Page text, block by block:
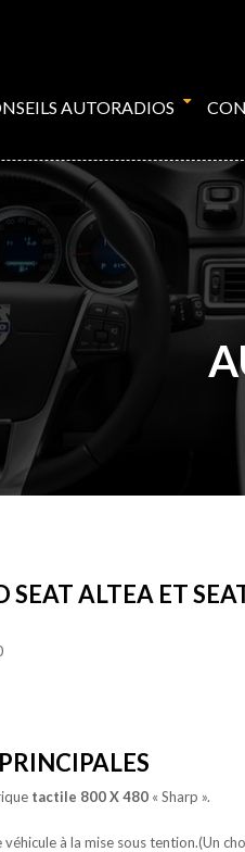
AUTORADIOS
ALTEA ET
tactile 800 X 480 « Sharp ».
à la mise sous tention.(Un